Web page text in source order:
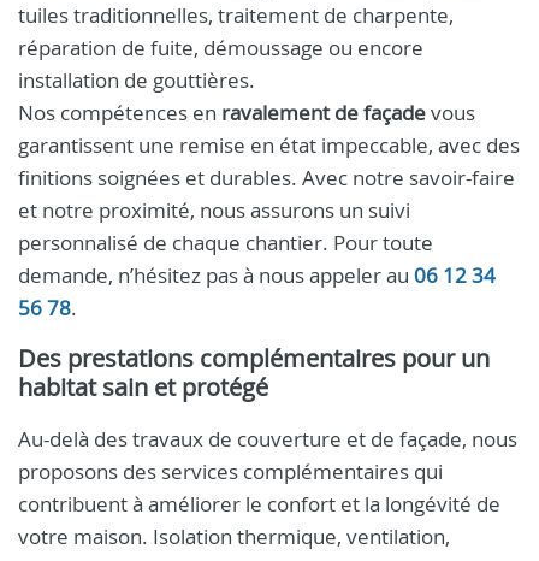
tuiles traditionnelles, traitement de charpente,
réparation de fuite, démoussage ou encore
installation de gouttières.
Nos compétences en ravalement de façadevous
garantissent une remise en état impeccable, avec des
finitions soignées et durables. Avec notre savoir-faire
et notre proximité, nous assurons un suivi
personnalisé de chaque chantier. Pour toute
demande, n’hésitez pas à nous appeler au 06 12 34
56 78.
Des prestations complémentaires pour un
habitat sain et protégé
Au-delà des travaux de couverture et de façade, nous
proposons des services complémentaires qui
contribuent à améliorer le confort et la longévité de
votre maison. Isolation thermique, ventilation,